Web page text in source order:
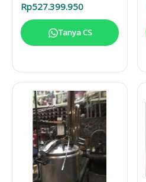
Lengkap
Rp527.399.950
Tanya CS